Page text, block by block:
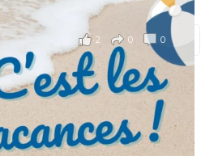
2 0 0
la taxe d’apprentissage 2026
à former les générations
🙏